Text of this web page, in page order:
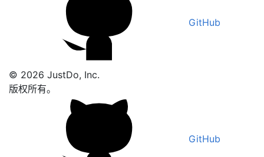
GitHub
© 2026 JustDo, Inc.
版权所有。
GitHub